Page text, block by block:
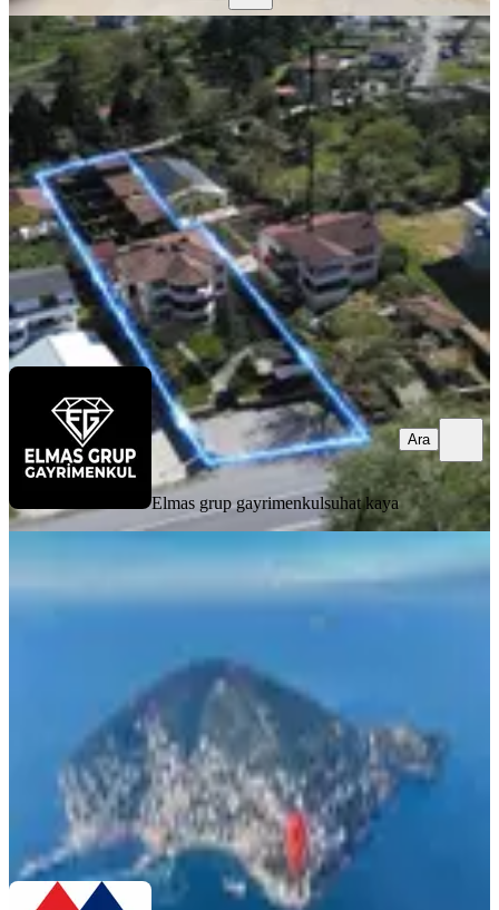
Sapanca Yanıkta Prestijli Turizm
Tesisi Otel & Bungalov
Sakarya, Sapanca
2250 m²·30.04.2026
59.000.000 ₺
Elmas grup gayrimenkulsuhat kaya
Ara
Elmas grup gayrimenkulsuhat kaya
Ara
Burgazada 3.050 M2 Arsa İçinde
Turistik Tesis
920 m²·17.04.2026
166.000.000 ₺
Mega Emlak Mega Gayrimenkul
Ara